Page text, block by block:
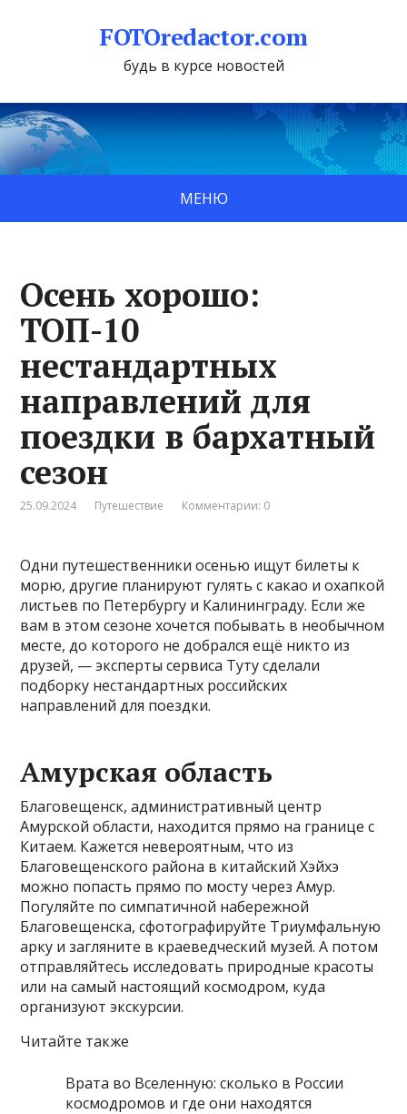
FOTOredactor.com
будь в курсе новостей
МЕНЮ
Осень хорошо:
ТОП-10
нестандартных
направлений для
поездки в бархатный
сезон
25.09.2024 Путешествие Комментарии: 0
Одни путешественники осенью ищут билеты к
морю, другие планируют гулять с какао и охапкой
листьев по Петербургу и Калининграду. Если же
вам в этом сезоне хочется побывать в необычном
месте, до которого не добрался ещё никто из
друзей, — эксперты сервиса Туту сделали
подборку нестандартных российских
направлений для поездки.
Амурская область
Благовещенск, административный центр
Амурской области, находится прямо на границе с
Китаем. Кажется невероятным, что из
Благовещенского района в китайский Хэйхэ
можно попасть прямо по мосту через Амур.
Погуляйте по симпатичной набережной
Благовещенска, сфотографируйте Триумфальную
арку и загляните в краеведческий музей. А потом
отправляйтесь исследовать природные красоты
или на самый настоящий космодром, куда
организуют экскурсии.
Читайте также
Врата во Вселенную: сколько в России
космодромов и где они находятся